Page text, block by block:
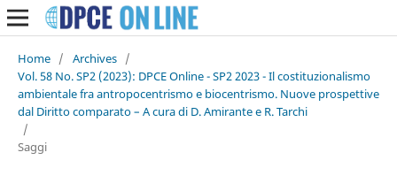
Home / Archives /
Vol. 58 No. SP2 (2023): DPCE Online - SP2 2023 - Il costituzionalismo
ambientale fra antropocentrismo e biocentrismo. Nuove prospettive
dal Diritto comparato – A cura di D. Amirante e R. Tarchi
/
Saggi